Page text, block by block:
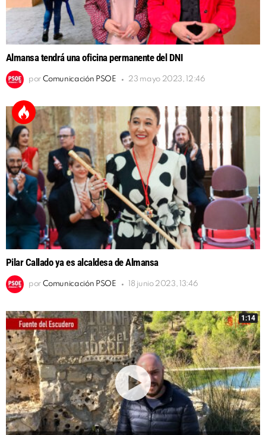
Almansa tendrá una oficina permanente del DNI
por Comunicación PSOE 23 mayo 2023, 12:46
Pilar Callado ya es alcaldesa de Almansa
por Comunicación PSOE 18 junio 2023, 13:46
1:14